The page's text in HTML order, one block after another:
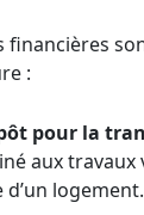
financières
:
pour la
aux travaux
logement.